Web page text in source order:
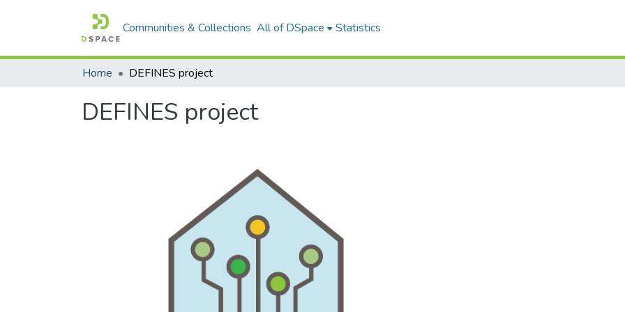
Communities & Collections All of DSpace Statistics
Home DEFINES project
DEFINES project